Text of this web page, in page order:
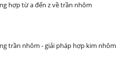
hợp từ a đến z về trần nhôm
trần nhôm - giải pháp hợp kim nhôm